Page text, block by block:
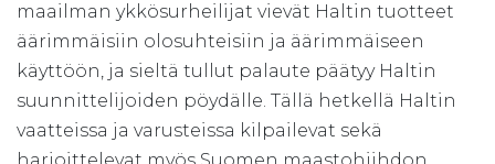
maailman ykkösurheilijat vievät Haltin tuotteet
äärimmäisiin olosuhteisiin ja äärimmäiseen
käyttöön, ja sieltä tullut palaute päätyy Haltin
suunnittelijoiden pöydälle. Tällä hetkellä Haltin
vaatteissa ja varusteissa kilpailevat sekä